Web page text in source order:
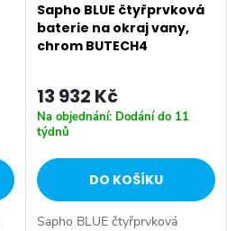
Sapho BLUE čtyřprvková
baterie na okraj vany,
chrom BUTECH4
13 932 Kč
Na objednání: Dodání do 11
týdnů
DO KOŠÍKU
Sapho BLUE čtyřprvková